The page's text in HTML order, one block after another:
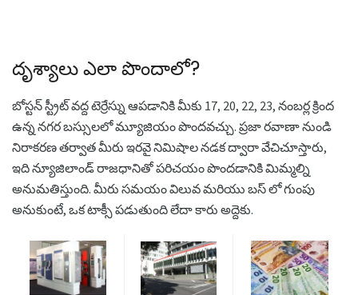
దృశ్యాలు ఎలా పొందాలో?
బోస్టన్ స్ట్రీట్ వద్ద టెర్రేస్ను ఆపడానికి మీకు 17, 20, 22, 23, నంబర్ల క్రింద
ఉన్న నగర బస్సులలో మ్యూజియం పొందవచ్చు. ప్రజా రవాణా నుండి
నిరాకరణ తర్వాత మీరు ఇరవై నిమిషాల నడక ద్వారా వేచిచూస్తారు,
ఇది న్యూజిలాండ్ రాజధానితో పరిచయం పొందడానికి మిమ్మల్ని
అనుమతిస్తుంది. మీరు సమయం విలువ మరియు బస్ లో గుంపు
అనుకుంటే, ఒక టాక్సీ పడుతుంది లేదా కారు అద్దెకు.